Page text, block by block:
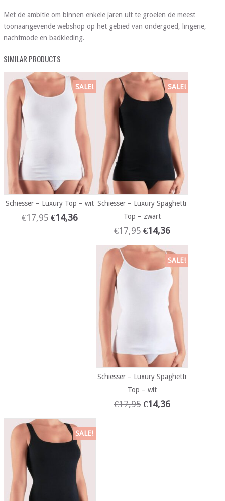
Met de ambitie om binnen enkele jaren uit te groeien de meest
toonaangevende webshop op het gebied van ondergoed, lingerie,
nachtmode en badkleding.
SIMILAR PRODUCTS
SALE!
Schiesser – Luxury Top – wit
€17,95 €14,36
SALE!
Schiesser – Luxury Spaghetti
Top – zwart
€17,95 €14,36
SALE!
Schiesser – Luxury Spaghetti
Top – wit
€17,95 €14,36
SALE!